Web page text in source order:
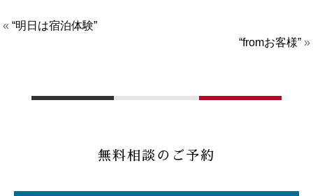
«“明日は宿泊体験”
“fromお客様”»
無料相談のご予約